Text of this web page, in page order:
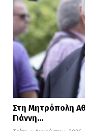
Στη Μητρόπολη
Γιάννη…